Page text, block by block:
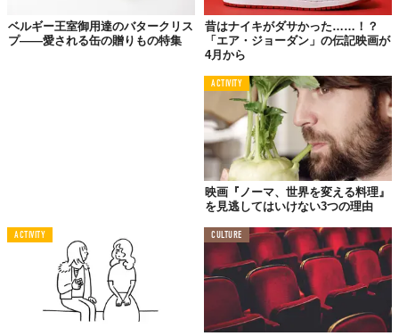
ベルギー王室御用達のバタークリス
プ――愛される缶の贈りもの特集
昔はナイキがダサかった……！？
「エア・ジョーダン」の伝記映画が
4月から
ACTIVITY
映画『ノーマ、世界を変える料理』
を見逃してはいけない3つの理由
ACTIVITY CULTURE